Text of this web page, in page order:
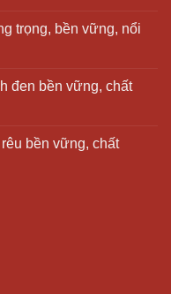
trọng, bền vững, nổi
đen bền vững, chất
bền vững, chất